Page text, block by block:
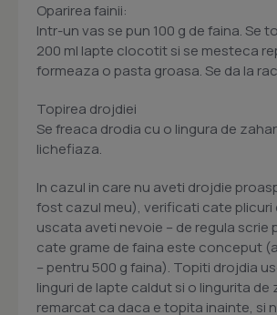
Oparirea fainii:
Intr-un vas se pun 100 g de faina. Se
200 ml lapte clocotit si se mesteca
formeaza o pasta groasa. Se da la
Topirea drojdiei
Se freaca drodia cu o lingura de
lichefiaza.
In cazul in care nu aveti drojdie
fost cazul meu), verificati cate plicuri
uscata aveti nevoie – de regula scrie
cate grame de faina este conceput
– pentru 500 g faina). Topiti drojdia
linguri de lapte caldut si o lingurita de
remarcat ca daca e topita inainte, si